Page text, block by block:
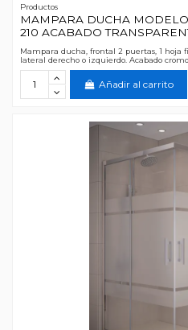
Productos
MAMPARA DUCHA MODELO
210 ACABADO
Mampara ducha, frontal 2 puertas, 1 hoja
lateral derecho o izquierdo. Acabado
Añadir al carrito